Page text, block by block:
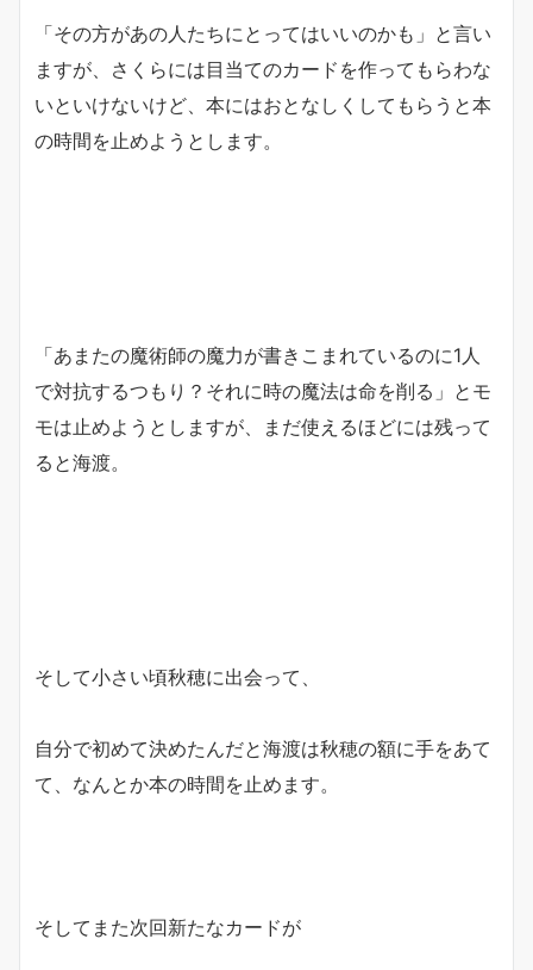
「その方があの人たちにとってはいいのかも」と言い
ますが、さくらには目当てのカードを作ってもらわな
いといけないけど、本にはおとなしくしてもらうと本
の時間を止めようとします。
「あまたの魔術師の魔力が書きこまれているのに1人
で対抗するつもり？それに時の魔法は命を削る」とモ
モは止めようとしますが、まだ使えるほどには残って
ると海渡。
そして小さい頃秋穂に出会って、
自分で初めて決めたんだと海渡は秋穂の額に手をあて
て、なんとか本の時間を止めます。
そしてまた次回新たなカードが